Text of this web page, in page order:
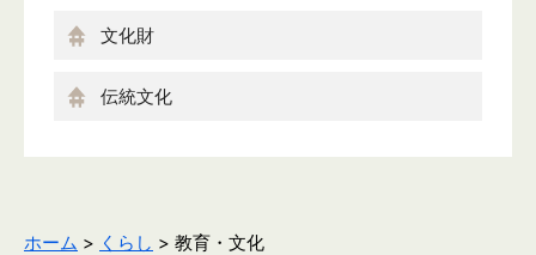
文化財
伝統文化
ホーム > くらし > 教育・文化